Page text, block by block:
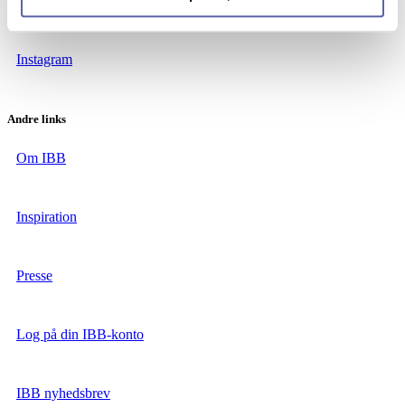
Instagram
Andre links
Om IBB
Inspiration
Presse
Log på din IBB-konto
IBB nyhedsbrev